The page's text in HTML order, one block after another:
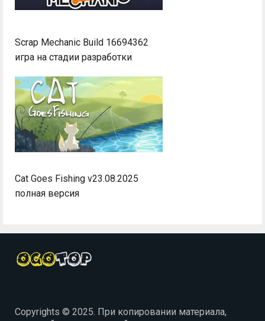
Scrap Mechanic Build 16694362
игра на стадии разработки
Cat Goes Fishing v23.08.2025
полная версия
Copyrights © 2025. При копировании материала,